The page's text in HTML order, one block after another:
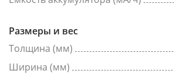
Размеры и вес
Толщина (мм)
Ширина (мм)